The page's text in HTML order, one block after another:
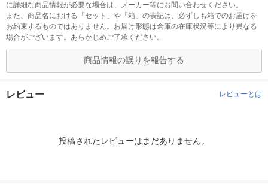
に詳細な商品情報が必要な場合は、メーカー等にお問い合わせください。
また、商品名における「セット」や「箱」の表記は、必ずしも箱でのお届けを
お約束するものではありません。お届け形態は倉庫の在庫状況等により異なる
場合がございます。あらかじめご了承ください。
商品情報の誤りを報告する
レビュー レビューとは
投稿されたレビューはまだありません。